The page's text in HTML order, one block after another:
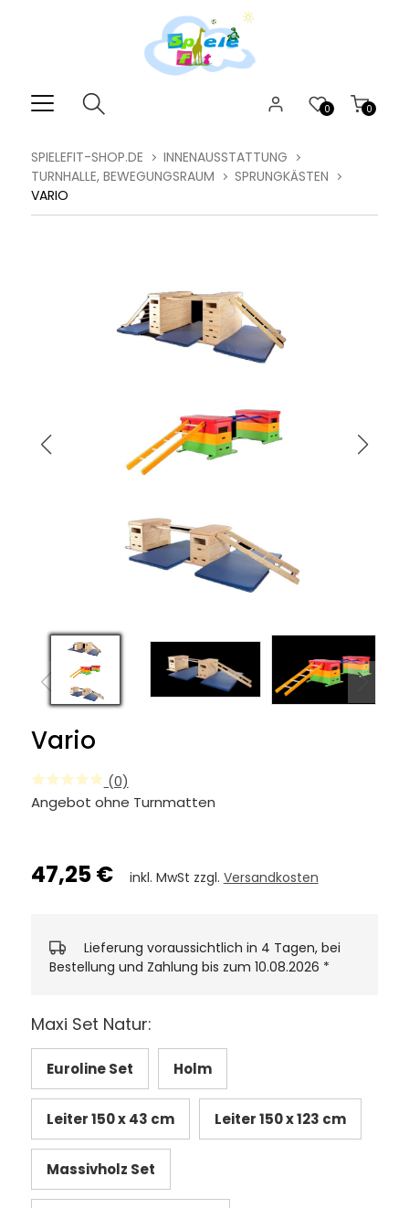
0
0
SPIELEFIT-SHOP.DE
INNENAUSSTATTUNG
TURNHALLE, BEWEGUNGSRAUM
SPRUNGKÄSTEN
VARIO
Vario
(0)
Angebot ohne Turnmatten
47,25 € inkl. MwSt zzgl. Versandkosten
Lieferung voraussichtlich in 4 Tagen, bei
Bestellung und Zahlung bis zum 10.08.2026 *
Maxi Set Natur:
Euroline Set Holm
Leiter 150 x 43 cm Leiter 150 x 123 cm
Massivholz Set